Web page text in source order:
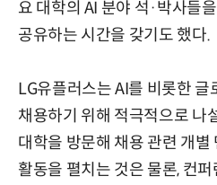
요 대학의 AI 분야 석·박사들
공유하는 시간을 갖기도 했다.
LG유플러스는 AI를 비롯한
채용하기 위해 적극적으로 나
대학을 방문해 채용 관련 개
활동을 펼치는 것은 물론, 컨